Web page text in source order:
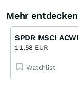
Mehr entdecken
11,58 EUR
Watchlist